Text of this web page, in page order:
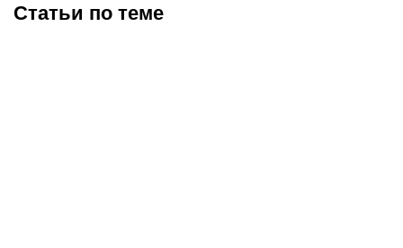
Статьи по теме